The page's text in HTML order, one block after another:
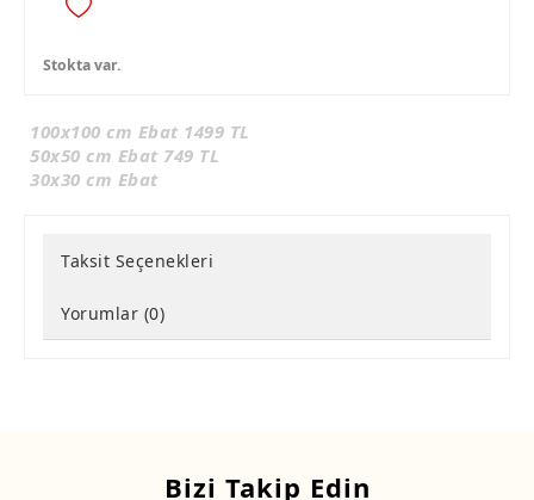
Stokta var.
100x100 cm Ebat 1499 TL
50x50 cm Ebat 749 TL
30x30 cm Ebat
Taksit Seçenekleri
Yorumlar (0)
Bizi Takip Edin